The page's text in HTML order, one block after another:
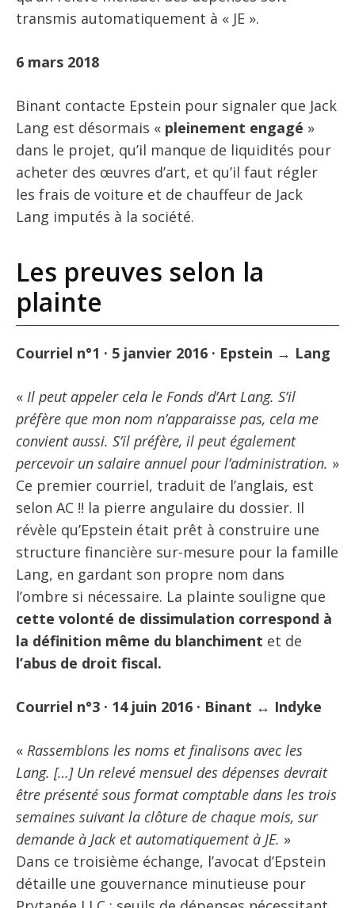
transmis automatiquement à « JE ».
6 mars 2018
Binant contacte Epstein pour signaler que Jack
Lang est désormais « pleinement engagé »
dans le projet, qu’il manque de liquidités pour
acheter des œuvres d’art, et qu’il faut régler
les frais de voiture et de chauffeur de Jack
Lang imputés à la société.
Les preuves selon la
plainte
Courriel n°1 · 5 janvier 2016 · Epstein → Lang
« Il peut appeler cela le Fonds d’Art Lang. S’il
préfère que mon nom n’apparaisse pas, cela me
convient aussi. S’il préfère, il peut également
percevoir un salaire annuel pour l’administration. »
Ce premier courriel, traduit de l’anglais, est
selon AC !! la pierre angulaire du dossier. Il
révèle qu’Epstein était prêt à construire une
structure financière sur-mesure pour la famille
Lang, en gardant son propre nom dans
l’ombre si nécessaire. La plainte souligne que
cette volonté de dissimulation correspond à
la définition même du blanchiment et de
l’abus de droit fiscal.
Courriel n°3 · 14 juin 2016 · Binant ↔ Indyke
« Rassemblons les noms et finalisons avec les
Lang. […] Un relevé mensuel des dépenses devrait
être présenté sous format comptable dans les trois
semaines suivant la clôture de chaque mois, sur
demande à Jack et automatiquement à JE. »
Dans ce troisième échange, l’avocat d’Epstein
détaille une gouvernance minutieuse pour